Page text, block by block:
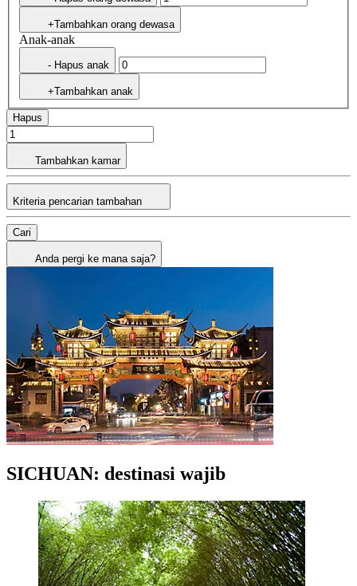
+Tambahkan orang dewasa
Anak-anak
- Hapus anak
+Tambahkan anak
Hapus
Tambahkan kamar
Kriteria pencarian tambahan
Cari
Anda pergi ke mana saja?
SICHUAN: destinasi wajib